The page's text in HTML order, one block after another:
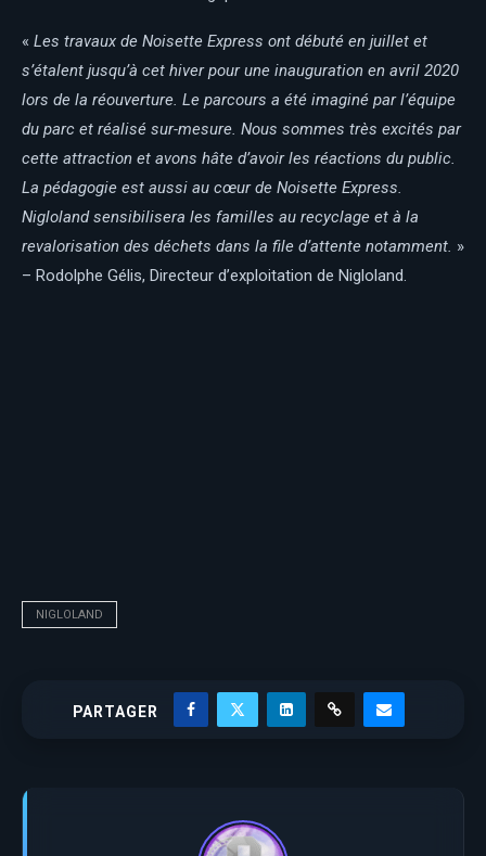
« Les travaux de Noisette Express ont débuté en juillet et
s’étalent jusqu’à cet hiver pour une inauguration en avril 2020
lors de la réouverture. Le parcours a été imaginé par l’équipe
du parc et réalisé sur-mesure. Nous sommes très excités par
cette attraction et avons hâte d’avoir les réactions du public.
La pédagogie est aussi au cœur de Noisette Express.
Nigloland sensibilisera les familles au recyclage et à la
revalorisation des déchets dans la file d’attente notamment. »
– Rodolphe Gélis, Directeur d’exploitation de Nigloland.
NIGLOLAND
PARTAGER